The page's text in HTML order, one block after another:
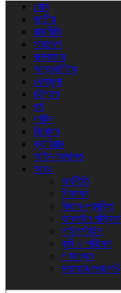
হোম
জাতীয়
রাজনীতি
সারাদেশ
কক্সবাজার
আন্তর্জাতিক
খেলাধুলা
চট্টগ্রাম
ধর্ম
পর্যটন
বিনোদন
ক্যারিয়ার
আইন-আদালত
আরও
অর্থনীতি
শিক্ষাঙ্গন
বিজ্ঞান-প্রযুক্তি
অনলাইন পত্রিকা
লাইফস্টাইল
কৃষি ও পরিবেশ
গণমাধ্যম
মতামত/লেখালেখি